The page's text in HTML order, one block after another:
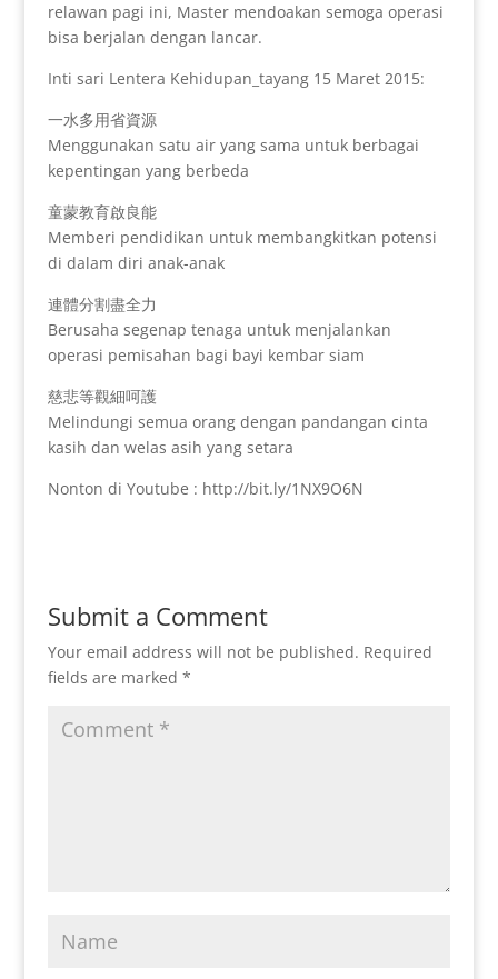
relawan pagi ini, Master mendoakan semoga operasi
bisa berjalan dengan lancar.
Inti sari Lentera Kehidupan_tayang 15 Maret 2015:
一水多用省資源
Menggunakan satu air yang sama untuk berbagai
kepentingan yang berbeda
童蒙教育啟良能
Memberi pendidikan untuk membangkitkan potensi
di dalam diri anak-anak
連體分割盡全力
Berusaha segenap tenaga untuk menjalankan
operasi pemisahan bagi bayi kembar siam
慈悲等觀細呵護
Melindungi semua orang dengan pandangan cinta
kasih dan welas asih yang setara
Nonton di Youtube : http://bit.ly/1NX9O6N
Submit a Comment
Your email address will not be published. Required
fields are marked *